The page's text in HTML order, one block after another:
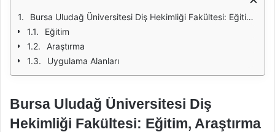
Bursa Uludağ Üniversitesi Diş Hekimliği Fakültesi: Eğitim, Araştırma ve Uygulama Alanları
Eğitim
Araştırma
Uygulama Alanları
Bursa Uludağ Üniversitesi Diş
Hekimliği Fakültesi: Eğitim, Araştırma